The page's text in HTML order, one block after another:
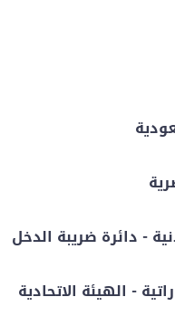
- دائرة ضريبة الدخل
- الهيئة الاتحادية